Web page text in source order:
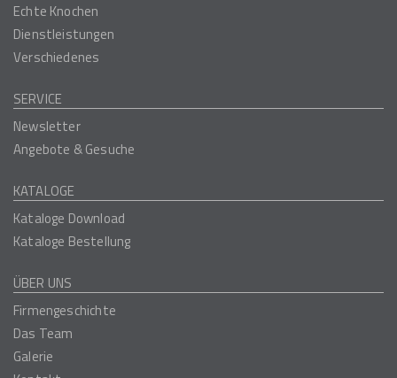
Echte Knochen
Dienstleistungen
Verschiedenes
SERVICE
Newsletter
Angebote & Gesuche
KATALOGE
Kataloge Download
Kataloge Bestellung
ÜBER UNS
Firmengeschichte
Das Team
Galerie